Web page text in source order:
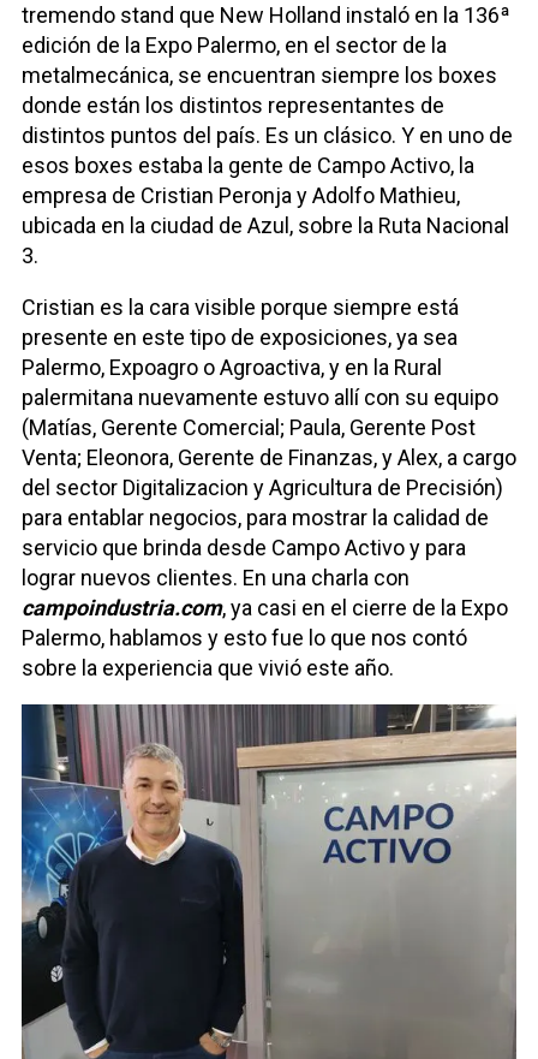
tremendo stand que New Holland instaló en la 136ª
edición de la Expo Palermo, en el sector de la
metalmecánica, se encuentran siempre los boxes
donde están los distintos representantes de
distintos puntos del país. Es un clásico. Y en uno de
esos boxes estaba la gente de Campo Activo, la
empresa de Cristian Peronja y Adolfo Mathieu,
ubicada en la ciudad de Azul, sobre la Ruta Nacional
3.
Cristian es la cara visible porque siempre está
presente en este tipo de exposiciones, ya sea
Palermo, Expoagro o Agroactiva, y en la Rural
palermitana nuevamente estuvo allí con su equipo
(Matías, Gerente Comercial; Paula, Gerente Post
Venta; Eleonora, Gerente de Finanzas, y Alex, a cargo
del sector Digitalizacion y Agricultura de Precisión)
para entablar negocios, para mostrar la calidad de
servicio que brinda desde Campo Activo y para
lograr nuevos clientes. En una charla con
campoindustria.com, ya casi en el cierre de la Expo
Palermo, hablamos y esto fue lo que nos contó
sobre la experiencia que vivió este año.